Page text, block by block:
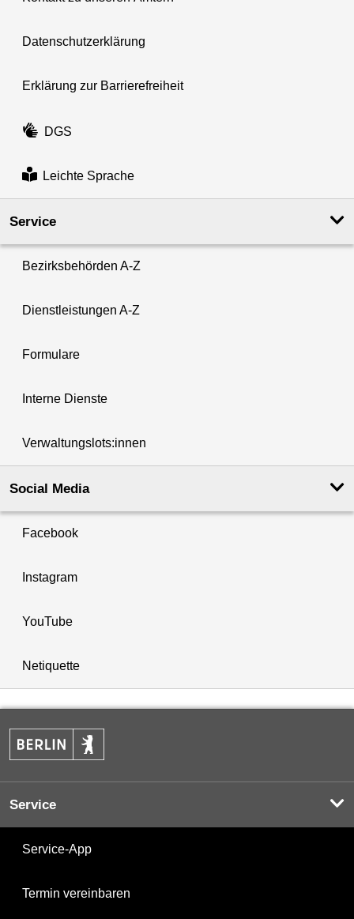
Datenschutzerklärung
Erklärung zur Barrierefreiheit
DGS
Leichte Sprache
Service
Bezirksbehörden A-Z
Dienstleistungen A-Z
Formulare
Interne Dienste
Verwaltungslots:innen
Social Media
Facebook
Instagram
YouTube
Netiquette
Service
Service-App
Termin vereinbaren